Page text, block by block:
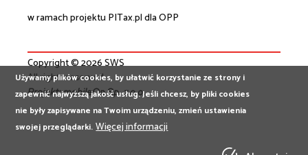
w ramach projektu PITax.pldla OPP
Copyright © 2026 SWS
All rights reserved
Projekt:mobileOn Sp. z o.o.
Używamy plików cookies, by ułatwić korzystanie ze strony i
zapewnić najwyższą jakość usług. Jeśli chcesz, by pliki cookies
nie były zapisywane na Twoim urządzeniu, zmień ustawienia
swojej przeglądarki. Więcej informacji